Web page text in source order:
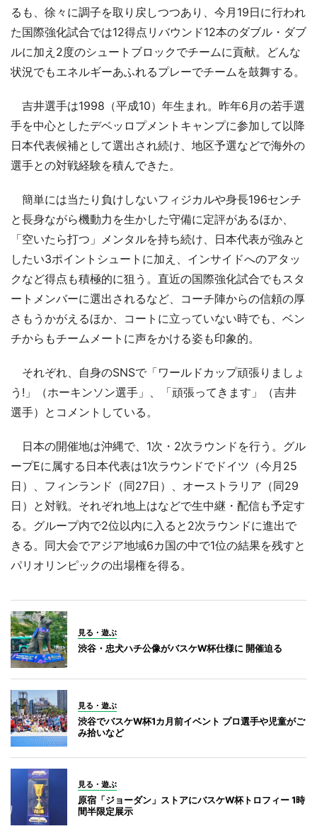
るも、徐々に調子を取り戻しつつあり、今月19日に行われ
た国際強化試合では12得点リバウンド12本のダブル・ダブ
ルに加え2度のシュートブロックでチームに貢献。どんな
状況でもエネルギーあふれるプレーでチームを鼓舞する。
吉井選手は1998（平成10）年生まれ。昨年6月の若手選
手を中心としたデベッロプメントキャンプに参加して以降
日本代表候補として選出され続け、地区予選などで海外の
選手との対戦経験を積んできた。
簡単には当たり負けしないフィジカルや身長196センチ
と長身ながら機動力を生かした守備に定評があるほか、
「空いたら打つ」メンタルを持ち続け、日本代表が強みと
したい3ポイントシュートに加え、インサイドへのアタッ
クなど得点も積極的に狙う。直近の国際強化試合でもスタ
ートメンバーに選出されるなど、コーチ陣からの信頼の厚
さもうかがえるほか、コートに立っていない時でも、ベン
チからもチームメートに声をかける姿も印象的。
それぞれ、自身のSNSで「ワールドカップ頑張りましょ
う!」（ホーキンソン選手」、「頑張ってきます」（吉井
選手）とコメントしている。
日本の開催地は沖縄で、1次・2次ラウンドを行う。グル
ープEに属する日本代表は1次ラウンドでドイツ（今月25
日）、フィンランド（同27日）、オーストラリア（同29
日）と対戦。それぞれ地上はなどで生中継・配信も予定す
る。グループ内で2位以内に入ると2次ラウンドに進出で
きる。同大会でアジア地域6カ国の中で1位の結果を残すと
パリオリンピックの出場権を得る。
見る・遊ぶ
渋谷・忠犬ハチ公像がバスケW杯仕様に 開催迫る
見る・遊ぶ
渋谷でバスケW杯1カ月前イベント プロ選手や児童がご
み拾いなど
見る・遊ぶ
原宿「ジョーダン」ストアにバスケW杯トロフィー 1時
間半限定展示